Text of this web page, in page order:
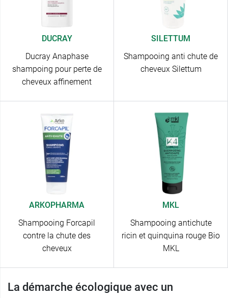
DUCRAY
Ducray Anaphase
shampoing pour perte de
cheveux affinement
SILETTUM
Shampooing anti chute de
cheveux Silettum
ARKOPHARMA
Shampooing Forcapil
contre la chute des
cheveux
MKL
Shampooing antichute
ricin et quinquina rouge Bio
MKL
La démarche écologique avec un